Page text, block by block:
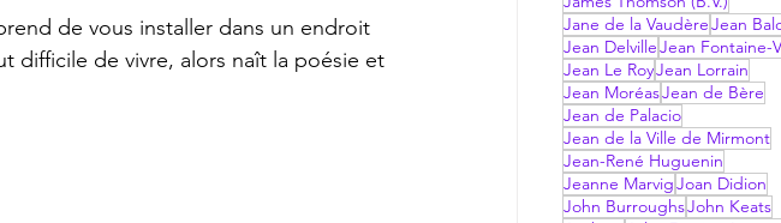
difficile de vivre, alors naît la poésie et
Jane de la VaudèreJean
Jean DelvilleJean Fontaine-
Jean Le RoyJean Lorrain
Jean MoréasJean de Bère
Jean de Palacio
Jean de la Ville de Mirmont
Jean-René Huguenin
Jeanne MarvigJoan Didion
John BurroughsJohn Keats